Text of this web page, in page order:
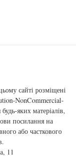
сайті розміщені
NonCommercial-
яких матеріалів,
посилання на
або часткового
11